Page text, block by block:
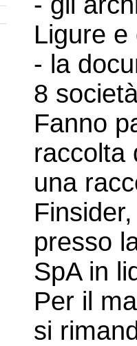
Ligure e
- la
8
Fanno
raccolta
una
presso
SpA in
Per il
si